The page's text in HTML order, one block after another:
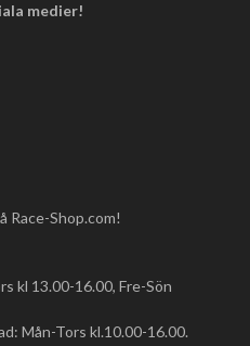
medier!
Race-Shop.com!
kl 13.00-16.00, Fre-Sön
Mån-Tors kl.10.00-16.00.